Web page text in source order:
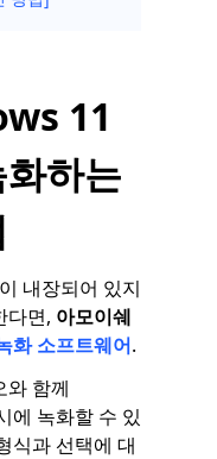
11
하는
내장되어 있지
다면, 아모이쉐
화 소프트웨어.
와 함께
에 녹화할 수 있
식과 선택에 대